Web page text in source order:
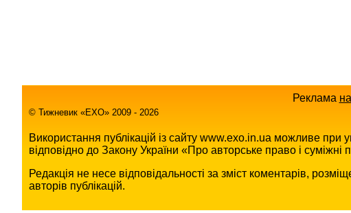
Реклама
© Тижневик «EХO» 2009 - 2026
Використання публікацій із сайту www.exo.in.ua можливе при
відповідно до Закону України «Про авторське право і суміжні
Редакція не несе відповідальності за зміст коментарів,
авторів публікацій.